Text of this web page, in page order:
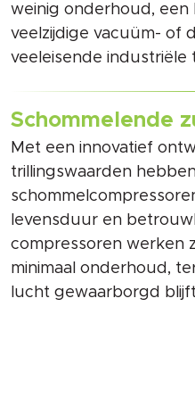
weinig onderhoud, een
veelzijdige vacuüm- of
veeleisende industriële
Schommelende
Met een innovatief
trillingswaarden
levensduur en
compressoren werken
minimaal onderhoud,
lucht gewaarborgd